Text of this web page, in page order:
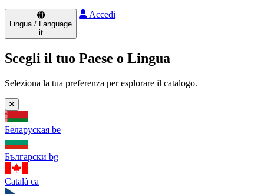
Lingua / Language
it
Accedi
Scegli il tuo Paese o Lingua
Seleziona la tua preferenza per esplorare il catalogo.
Беларуская be
Български bg
Català ca